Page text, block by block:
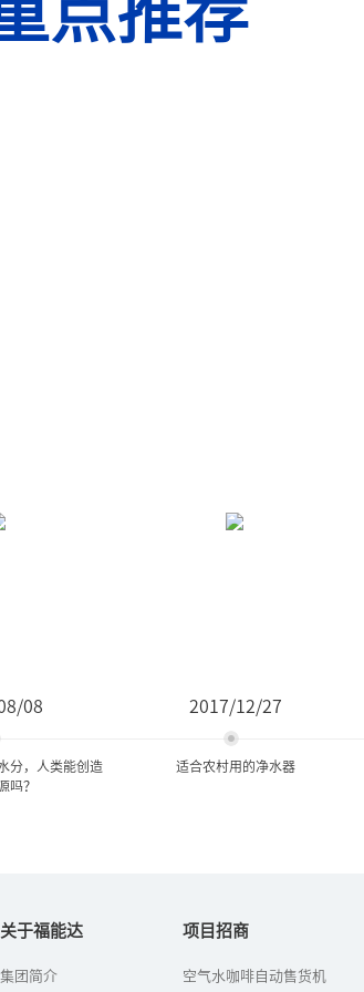
08
分，人类能创造
吗？
人们想到
2017/12/27
适合农村用的净水器
吗？什么样的净水器适合
关于福能达
集团简介
项目招商
空气水咖啡自动售货机